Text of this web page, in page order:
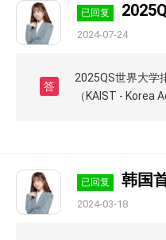
已回复
2024-07-24
答
2025QS世界大学
（KAIST -
已回复 韩国
2024-03-18